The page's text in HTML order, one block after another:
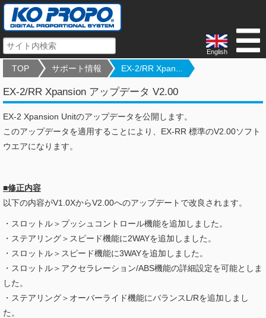
English
TOP サポート情報 EX-2/RR Xpan...
EX-2/RR Xpansion アップデータ V2.00
EX-2 Xpansion Unitのアップデータを公開します。
このアップデータを適用することにより、EX-RR 標準のV2.00ソフト
ウエアになります。
■修正内容
以下の内容がV1.0XからV2.00へのアップデートで改良されます。
・スロットル＞プッシュコントロール機能を追加しました。
・ステアリング＞スピード機能に2WAYを追加しました。
・スロットル＞スピード機能に3WAYを追加しました。
・スロットル＞アクセラレーション/ABS機能の詳細設定を可能としま
した。
・ ステアリング＞オーバーライド機能にバランスL/Rを追加しまし
た。